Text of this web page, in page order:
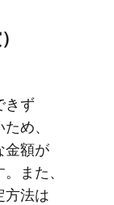
きず​
め、​​
金額が​​
また、​​
方​法は​​